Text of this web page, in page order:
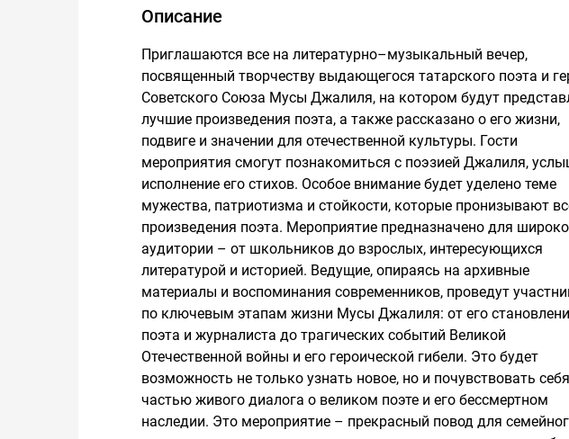
Описание
Приглашаются все на литературно–музыкальный вечер,
посвященный творчеству выдающегося татарского поэта и
Советского Союза Мусы Джалиля, на котором будут
лучшие произведения поэта, а также рассказано о его жизни,
подвиге и значении для отечественной культуры. Гости
мероприятия смогут познакомиться с поэзией Джалиля,
исполнение его стихов. Особое внимание будет уделено теме
мужества, патриотизма и стойкости, которые пронизывают
произведения поэта. Мероприятие предназначено для
аудитории – от школьников до взрослых, интересующихся
литературой и историей. Ведущие, опираясь на архивные
материалы и воспоминания современников, проведут
по ключевым этапам жизни Мусы Джалиля: от его
поэта и журналиста до трагических событий Великой
Отечественной войны и его героической гибели. Это будет
возможность не только узнать новое, но и почувствовать себя
частью живого диалога о великом поэте и его бессмертном
наследии. Это мероприятие – прекрасный повод для